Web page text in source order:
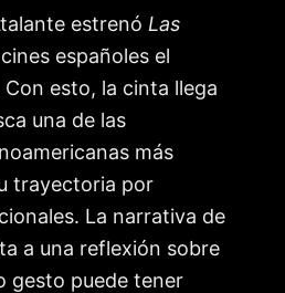
estrenó Las
españoles el
esto, la cinta llega
una de las
más
trayectoria por
La narrativa de
a una reflexión sobre
gesto puede tener